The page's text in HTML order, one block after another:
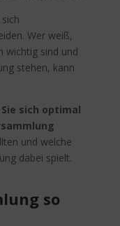
Wer weiß,
wichtig sind und
stehen, kann
sich optimal
und welche
dabei spielt.
so